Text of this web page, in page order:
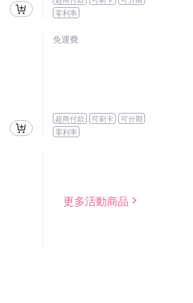
零利率
免運費
超商付款 可刷卡
可分期
零利率
更多活動商品